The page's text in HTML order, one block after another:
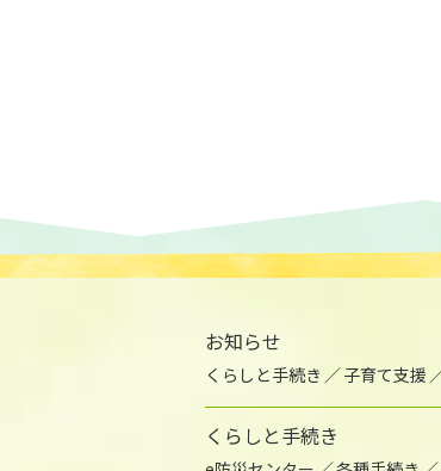
お知らせ
くらしと手続き 子育て支援
くらしと手続き